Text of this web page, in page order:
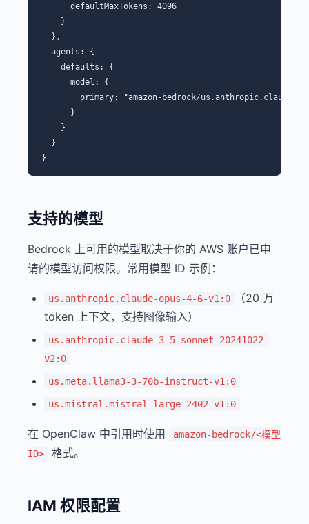
      defaultMaxTokens: 4096
    }
  },
  agents: {
    defaults: {
      model: {
primary: "amazon-bedrock/us.anthropic.claude-
      }
    }
  }
支持的模型
Bedrock 上可用的模型取决于你的 AWS 账户已申
请的模型访问权限。常用模型 ID 示例：
us.anthropic.claude-opus-4-6-v1:0
（20 万
token 上下文，支持图像输入）
us.anthropic.claude-3-5-sonnet-20241022-
v2:0
us.meta.llama3-3-70b-instruct-v1:0
us.mistral.mistral-large-2402-v1:0
在 OpenClaw 中引用时使用
amazon-bedrock/<模型
ID>
格式。
IAM 权限配置